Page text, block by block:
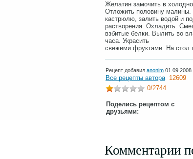
Желатин замочить в
Отложить половину
кастрюлю, залить водой и
растворения. Охладить.
взбитые белки. Вылить во
часа. Украсить
свежими фруктами. На стол
Рецепт добавил anonim 01.09.2008
Все рецепты автора 12609
0/2744
Поделись рецептом с
друзьями:
Комментарии